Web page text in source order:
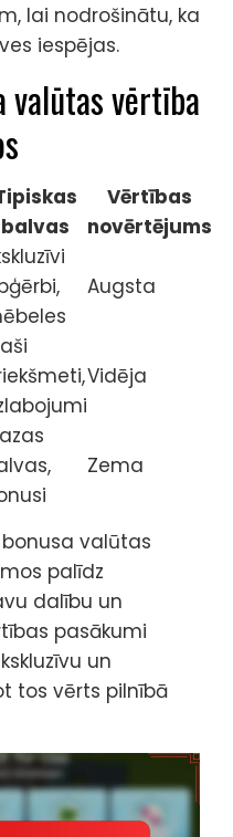
lai nodrošinātu, ka
iespējas.
valūtas vērtība
balvas
Vērtības
novērtējums
Augsta
Vidēja
Zema
valūtas
palīdz
dalību un
pasākumi
un
tos vērts pilnībā